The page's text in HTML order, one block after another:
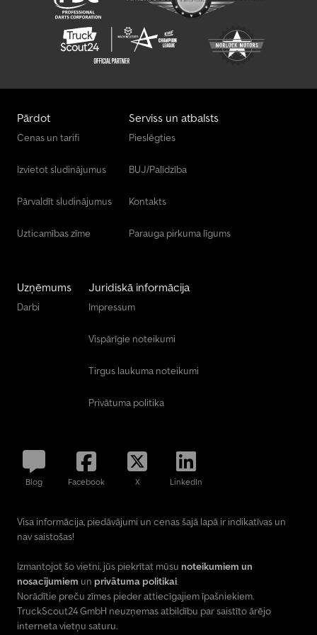
Pārdot
Cenas un tarifi
Izvietot sludinājumus
Pārvaldīt sludinājumus
Uzticamības zīme
Serviss un atbalsts
Pieslēgties
BUJ/Palīdzība
Kontakts
Parauga pirkuma līgums
Uzņēmums
Darbi
Juridiskā informācija
Impressum
Vispārīgie noteikumi
Tirgus laukuma noteikumi
Privātuma politika
Blog Facebook X LinkedIn
Visa informācija, piedāvājumi un cenas šajā lapā ir indikatīvas un
nav saistošas!
Izmantojot šo vietni, jūs piekrītat mūsu noteikumiem un
nosacījumiem un privātuma politikai.
Norādītie preču zīmes pieder attiecīgajiem īpašniekiem.
TruckScout24 GmbH neuzņemas atbildību par saistīto ārējo
interneta vietņu saturu.